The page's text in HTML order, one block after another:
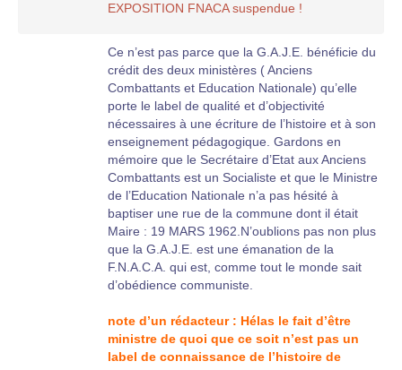
EXPOSITION FNACA suspendue !
Ce n’est pas parce que la G.A.J.E. bénéficie du
crédit des deux ministères ( Anciens
Combattants et Education Nationale) qu’elle
porte le label de qualité et d’objectivité
nécessaires à une écriture de l’histoire et à son
enseignement pédagogique. Gardons en
mémoire que le Secrétaire d’Etat aux Anciens
Combattants est un Socialiste et que le Ministre
de l’Education Nationale n’a pas hésité à
baptiser une rue de la commune dont il était
Maire : 19 MARS 1962.N’oublions pas non plus
que la G.A.J.E. est une émanation de la
F.N.A.C.A. qui est, comme tout le monde sait
d’obédience communiste.
note d’un rédacteur : Hélas le fait d’être
ministre de quoi que ce soit n’est pas un
label de connaissance de l’histoire de